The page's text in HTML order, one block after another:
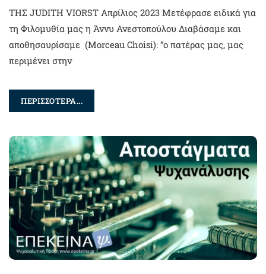
ΤΗΣ JUDITH VIORST Απρίλιος 2023 Μετέφρασε ειδικά για
τη Φιλομυθία μας η Άννυ Ανεστοπούλου Διαβάσαμε και
αποθησαυρίσαμε (Μorceau Choisi): “ο πατέρας μας, μας
περιμένει στην
ΠΕΡΙΣΣΟΤΕΡΑ...